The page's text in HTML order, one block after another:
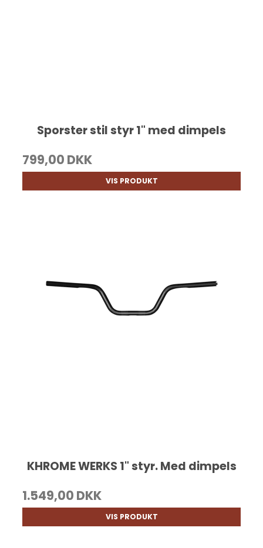
Sporster stil styr 1" med dimpels
799,00 DKK
VIS PRODUKT
KHROME WERKS 1" styr. Med dimpels
1.549,00 DKK
VIS PRODUKT